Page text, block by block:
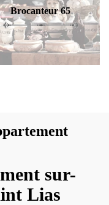
Brocanteur 65
sur-
Lias